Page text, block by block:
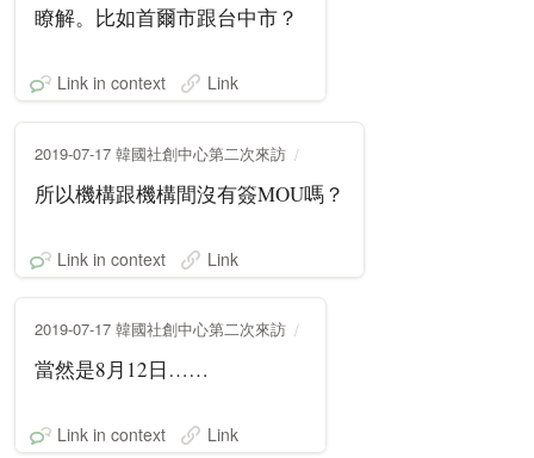
瞭解。比如首爾市跟台中市？
Link in context Link
2019-07-17 韓國社創中心第二次來訪
所以機構跟機構間沒有簽MOU嗎？
Link in context Link
2019-07-17 韓國社創中心第二次來訪
當然是8月12日……
Link in context Link